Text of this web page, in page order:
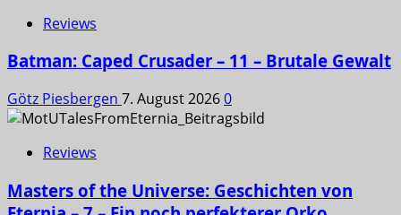
Reviews
Batman: Caped Crusader – 11 – Brutale Gewalt
Götz Piesbergen 7. August 20260
Reviews
Masters of the Universe: Geschichten von